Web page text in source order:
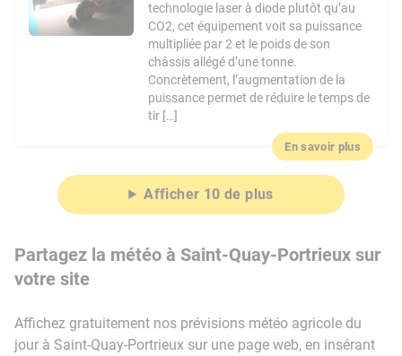
technologie laser à diode plutôt qu’au
CO2, cet équipement voit sa puissance
multipliée par 2 et le poids de son
châssis allégé d’une tonne.
Concrètement, l’augmentation de la
puissance permet de réduire le temps de
tir […]
En savoir plus
Afficher 10 de plus
Partagez la météo à Saint-Quay-Portrieux sur
votre site
Affichez gratuitement nos prévisions météo agricole du
jour à Saint-Quay-Portrieux sur une page web, en insérant